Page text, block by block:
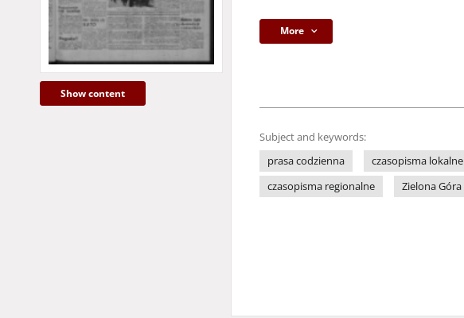
Show content
More
Subject and keywords:
prasa codzienna
czasopisma lokalne
czasopisma regionalne
Zielona Góra